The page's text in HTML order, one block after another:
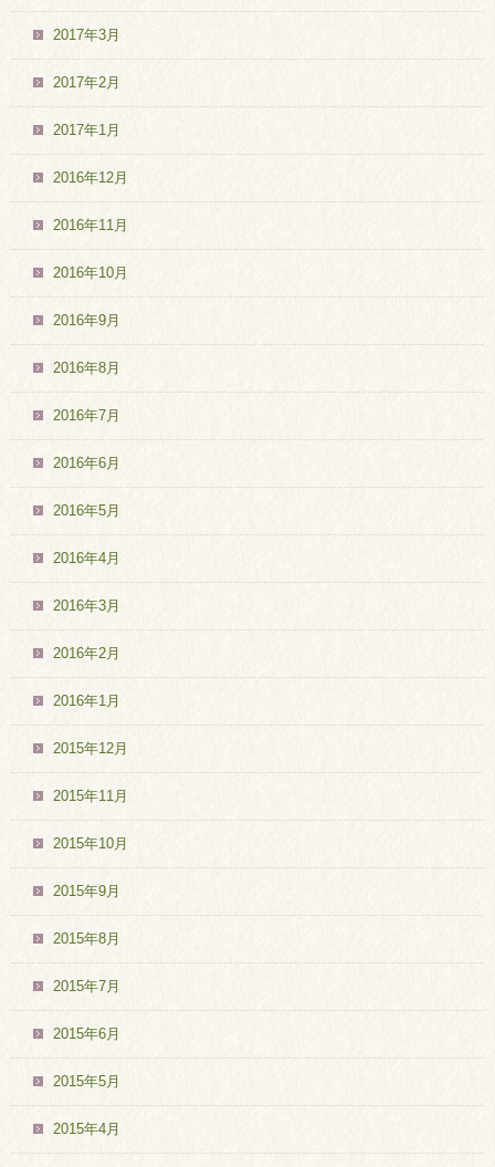
2017年3月
2017年2月
2017年1月
2016年12月
2016年11月
2016年10月
2016年9月
2016年8月
2016年7月
2016年6月
2016年5月
2016年4月
2016年3月
2016年2月
2016年1月
2015年12月
2015年11月
2015年10月
2015年9月
2015年8月
2015年7月
2015年6月
2015年5月
2015年4月